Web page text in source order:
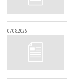
07.08.2026